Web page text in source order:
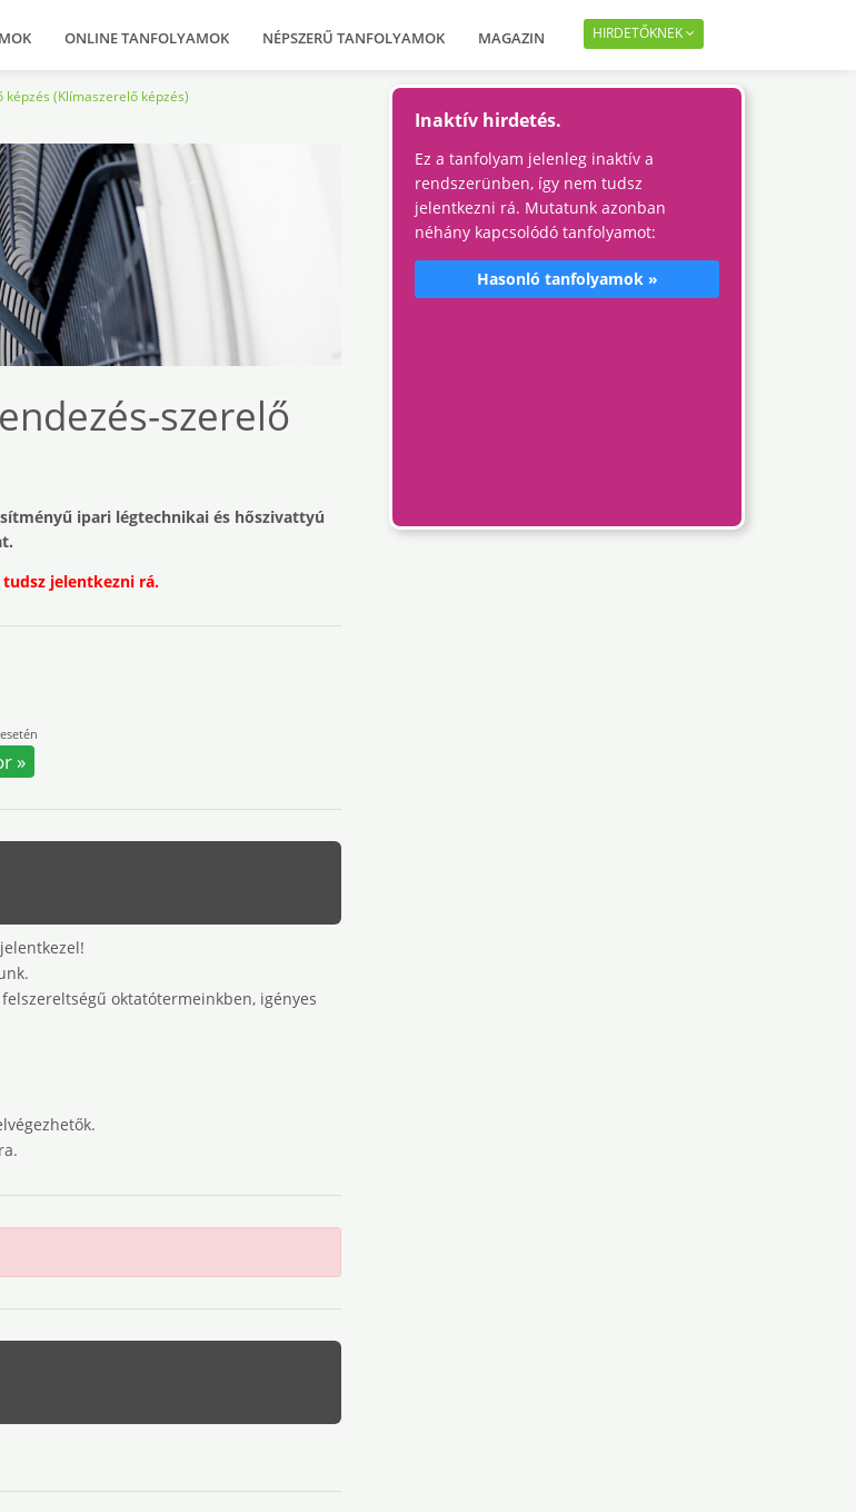
ONLINE TANFOLYAMOK NÉPSZERŰ TANFOLYAMOK MAGAZIN HIRDETŐKNEK
(Klímaszerelő képzés)
szerelő
ipari légtechnikai és hőszivattyú
jelentkezni rá.
»
oktatótermeinkben, igényes
Inaktív hirdetés.
Ez a tanfolyam jelenleg inaktív a
rendszerünben, így nem tudsz
jelentkezni rá. Mutatunk azonban
néhány kapcsolódó tanfolyamot:
Hasonló tanfolyamok »